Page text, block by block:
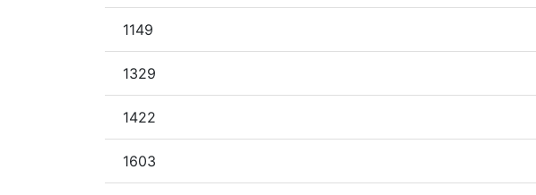
1149
1329
1422
1603